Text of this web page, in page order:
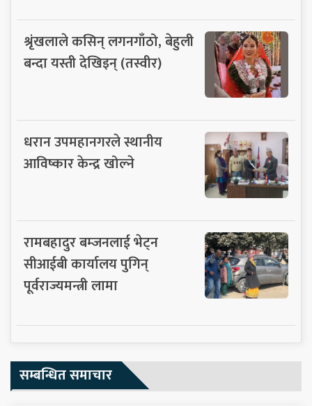
श्रृंखलाले कसिन् लगनगाँठो, बेहुली
बन्दा यस्ती देखिइन् (तस्वीर)
धरान उपमहानगरले स्थानीय
आविष्कार केन्द्र खोल्ने
रामबहादुर बम्जनलाई भेट्न
सीआईबी कार्यालय पुगिन्
पूर्वराज्यमन्त्री लामा
सम्बन्धित समाचार